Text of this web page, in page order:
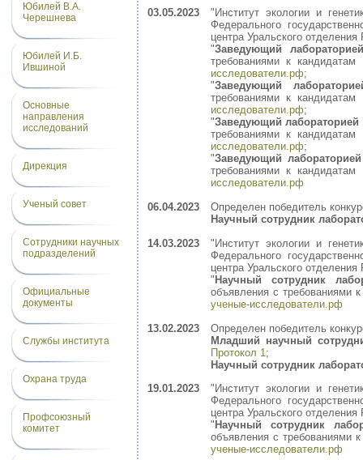
Юбилей В.А.
Черешнева
Юбилей И.Б.
Ившиной
Основные
направления
исследований
Дирекция
Ученый совет
Сотрудники научных
подразделений
Официальные
документы
Службы института
Охрана труда
Профсоюзный
комитет
03.05.2023
"Институт экологии и
Федерального
центра Уральского
"Заведующий
требованиями к
исследователи.рф;
"Заведующий
требованиями к
исследователи.рф;
"Заведующий
требованиями к
исследователи.рф;
"Заведующий
требованиями к
исследователи.рф
06.04.2023
Определен победитель
Научный сотрудник
14.03.2023
"Институт экологии и
Федерального
центра Уральского
" Научный сотрудник
объявления с требованиями
ученые-исследователи.рф
13.02.2023
Определен победитель
Младший научный
Протокол 1 ;
Научный сотрудник
19.01.2023
"Институт экологии и
Федерального
центра Уральского
" Научный сотрудник
объявления с требованиями
ученые-исследователи.рф